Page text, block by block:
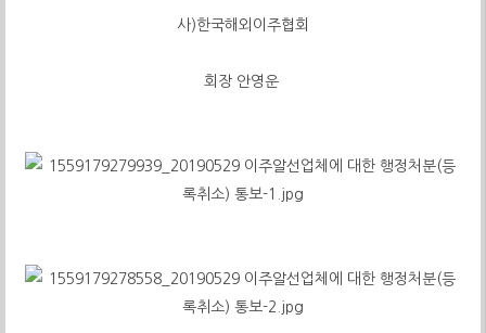
사)한국해외이주협회
회장 안영운​